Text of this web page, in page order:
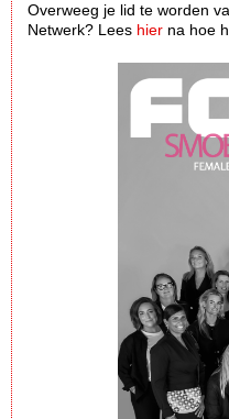
Overweeg je lid te worden
Netwerk? Lees hier na hoe